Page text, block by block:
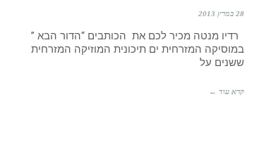
28 במרץ 2013
רדיו מנטה מכיר לכם את הכותבים “הדור הבא ”
במוסיקה המזרחית ים תיכונית המוזיקה המזרחית
ששנים על
קרא עוד ←